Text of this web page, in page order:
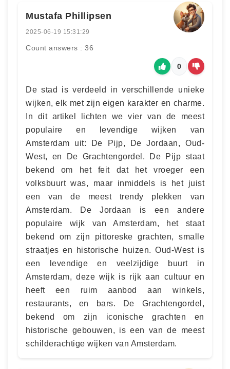
Mustafa Phillipsen
2025-06-19 15:31:29
Count answers : 36
0
De stad is verdeeld in verschillende unieke
wijken, elk met zijn eigen karakter en charme.
In dit artikel lichten we vier van de meest
populaire en levendige wijken van
Amsterdam uit: De Pijp, De Jordaan, Oud-
West, en De Grachtengordel. De Pijp staat
bekend om het feit dat het vroeger een
volksbuurt was, maar inmiddels is het juist
een van de meest trendy plekken van
Amsterdam. De Jordaan is een andere
populaire wijk van Amsterdam, het staat
bekend om zijn pittoreske grachten, smalle
straatjes en historische huizen. Oud-West is
een levendige en veelzijdige buurt in
Amsterdam, deze wijk is rijk aan cultuur en
heeft een ruim aanbod aan winkels,
restaurants, en bars. De Grachtengordel,
bekend om zijn iconische grachten en
historische gebouwen, is een van de meest
schilderachtige wijken van Amsterdam.